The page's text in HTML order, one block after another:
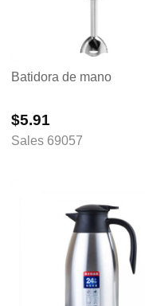
Batidora de mano
$5.91
Sales 69057